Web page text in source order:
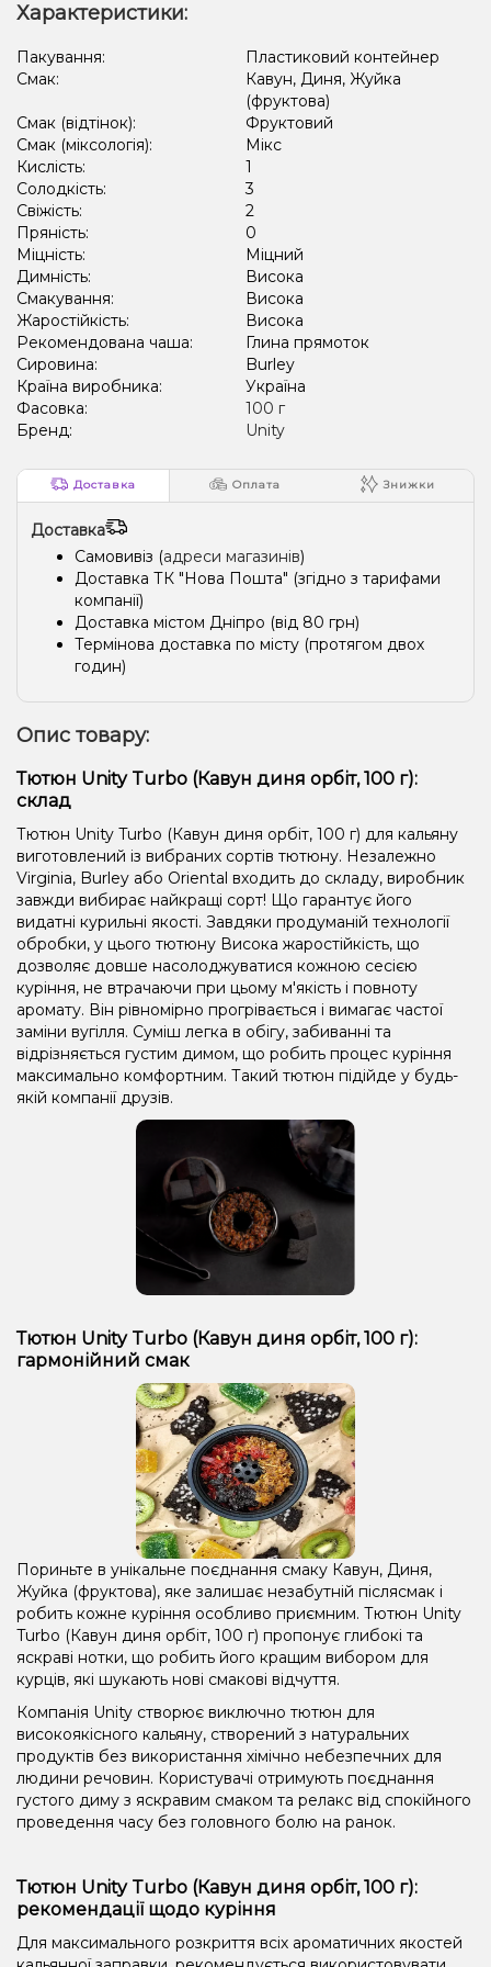
Характеристики:
Пакування:
Пластиковий контейнер
Смак:
Кавун, Диня, Жуйка
(фруктова)
Смак (відтінок):
Фруктовий
Смак (міксологія):
Мікс
Кислість:
1
Солодкість:
3
Свіжість:
2
Пряність:
0
Міцність:
Міцний
Димність:
Висока
Смакування:
Висока
Жаростійкість:
Висока
Рекомендована чаша:
Глина прямоток
Сировина:
Burley
Країна виробника:
Україна
Фасовка:
100 г
Бренд:
Unity
Доставка Оплата Знижки
Доставка
Самовивіз (адреси магазинів)
Доставка ТК "Нова Пошта" (згідно з тарифами
компанії)
Доставка містом Дніпро (від 80 грн)
Термінова доставка по місту (протягом двох
годин)
Опис товару:
Тютюн Unity Turbo (Кавун диня орбіт, 100 г):
склад
Тютюн Unity Turbo (Кавун диня орбіт, 100 г) для кальяну
виготовлений із вибраних сортів тютюну. Незалежно
Virginia, Burley або Oriental входить до складу, виробник
завжди вибирає найкращі сорт! Що гарантує його
видатні курильні якості. Завдяки продуманій технології
обробки, у цього тютюну Висока жаростійкість, що
дозволяє довше насолоджуватися кожною сесією
куріння, не втрачаючи при цьому м'якість і повноту
аромату. Він рівномірно прогрівається і вимагає частої
заміни вугілля. Суміш легка в обігу, забиванні та
відрізняється густим димом, що робить процес куріння
максимально комфортним. Такий тютюн підійде у будь-
якій компанії друзів.
Тютюн Unity Turbo (Кавун диня орбіт, 100 г):
гармонійний смак
Пориньте в унікальне поєднання смаку Кавун, Диня,
Жуйка (фруктова), яке залишає незабутній післясмак і
робить кожне куріння особливо приємним. Тютюн Unity
Turbo (Кавун диня орбіт, 100 г) пропонує глибокі та
яскраві нотки, що робить його кращим вибором для
курців, які шукають нові смакові відчуття.
Компанія Unity створює виключно тютюн для
високоякісного кальяну, створений з натуральних
продуктів без використання хімічно небезпечних для
людини речовин. Користувачі отримують поєднання
густого диму з яскравим смаком та релакс від спокійного
проведення часу без головного болю на ранок.
Тютюн Unity Turbo (Кавун диня орбіт, 100 г):
рекомендації щодо куріння
Для максимального розкриття всіх ароматичних якостей